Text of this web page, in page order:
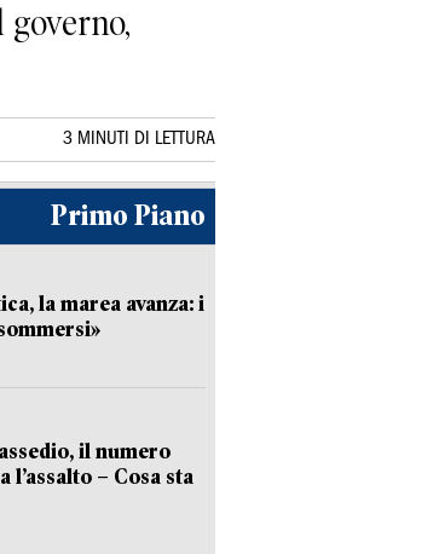
3 MINUTI DI LETTURA
Primo Piano
la marea avanza: i
il numero
l’assalto – Cosa sta